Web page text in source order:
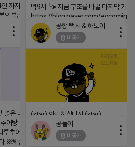
까지 가능 체
인부담입니다.
녁9시 ╰➤지금 구조를 바꿀 마지막 기회
https://blog.naver.com/eocomim/
2026-04-18 17:15
넓은 매장과, 프
어탕 맛집 10
루추어탕에서
※체험메뉴※
비공개
(star) 안녕하십니까 (star)
2026-04-18 17:12
공돌이
비공개